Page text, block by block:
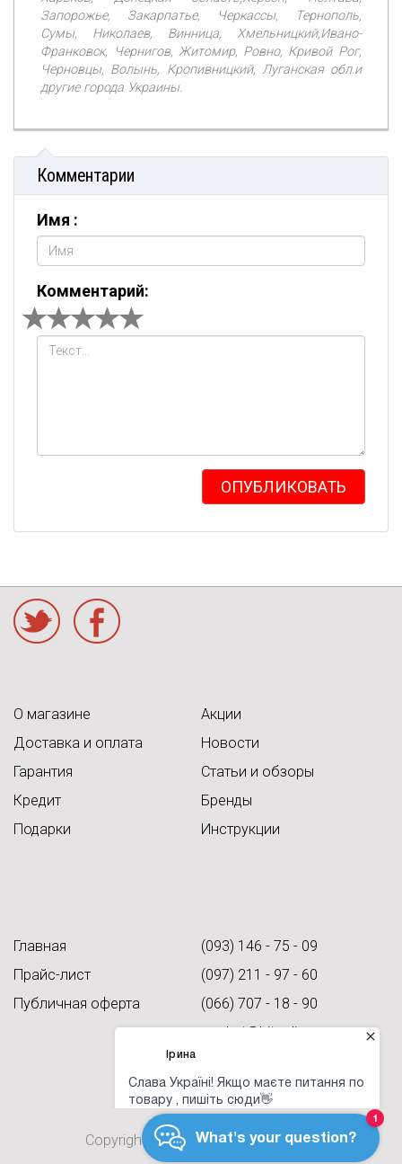
Запорожье, Закарпатье, Черкассы, Тернополь,
Сумы, Николаев, Винница, Хмельницкий,Ивано-
Франковск, Чернигов, Житомир, Ровно, Кривой Рог,
Черновцы, Волынь, Кропивницкий, Луганская обл.и
другие города Украины.
Комментарии
Имя :
Комментарий:
ОПУБЛИКОВАТЬ
О магазине
Доставка и оплата
Гарантия
Кредит
Подарки
Акции
Новости
Статьи и обзоры
Бренды
Инструкции
Главная
Прайс-лист
Публичная оферта
(093) 146 - 75 - 09
(097) 211 - 97 - 60
(066) 707 - 18 - 90
market@hitonline.ua
Copyright © 2026 All rights reserved.